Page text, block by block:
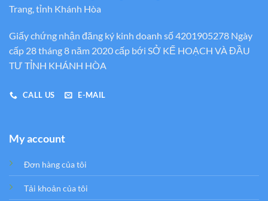
Trang, tỉnh Khánh Hòa
Giấy chứng nhận đăng ký kinh doanh số 4201905278 Ngày
cấp 28 tháng 8 năm 2020 cấp bới SỞ KẾ HOẠCH VÀ ĐẦU
TƯ TỈNH KHÁNH HÒA
CALL US E-MAIL
My account
Đơn hàng của tôi
Tải khoản của tôi